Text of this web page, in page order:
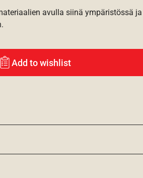
avulla siinä ympäristössä
Add to wishlist